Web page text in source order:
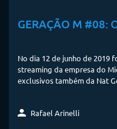
GERAÇÃO M #08:
No dia 12 de junho de 2019
streaming da empresa do
exclusivos também da Nat
Rafael Arinelli